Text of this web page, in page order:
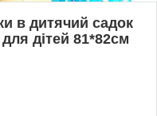
в дитячий садок
дітей 81*82см